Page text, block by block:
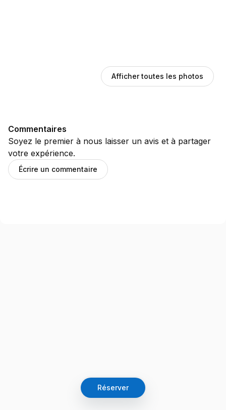
Réserver
Afficher toutes les photos
Commentaires
Soyez le premier à nous laisser un avis et à partager
votre expérience.
Écrire un commentaire